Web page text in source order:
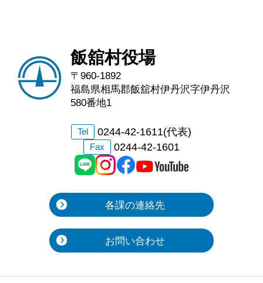
飯舘村役場
〒960-1892
福島県相馬郡飯舘村伊丹沢字伊丹沢
580番地1
Tel 0244-42-1611(代表)
Fax 0244-42-1601
各課の連絡先
お問い合わせ